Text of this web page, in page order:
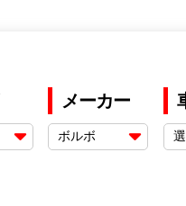
メーカー